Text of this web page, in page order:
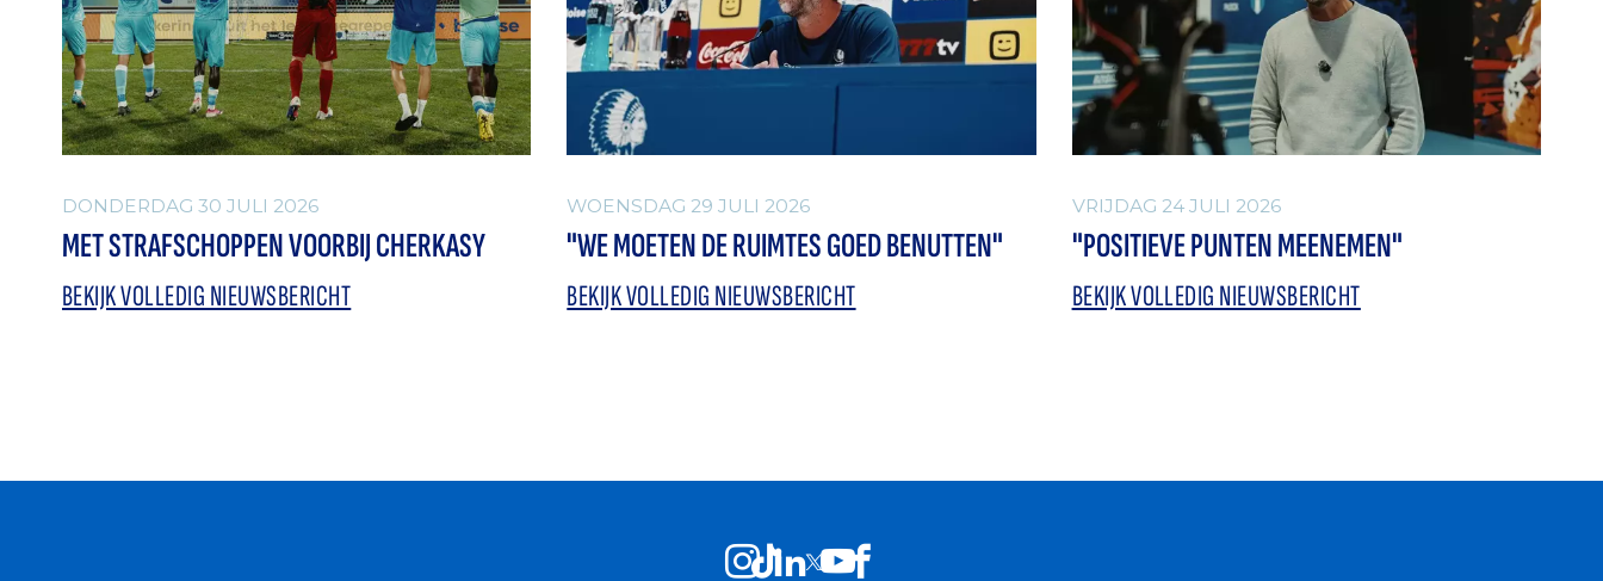
DONDERDAG 30 JULI 2026
MET STRAFSCHOPPEN VOORBIJ CHERKASY
BEKIJK VOLLEDIG NIEUWSBERICHT
WOENSDAG 29 JULI 2026
"WE MOETEN DE RUIMTES GOED BENUTTEN"
BEKIJK VOLLEDIG NIEUWSBERICHT
VRIJDAG 24 JULI 2026
"POSITIEVE PUNTEN MEENEMEN"
BEKIJK VOLLEDIG NIEUWSBERICHT